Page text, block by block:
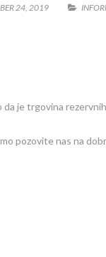
24, 2019
je trgovina
pozovite nas na